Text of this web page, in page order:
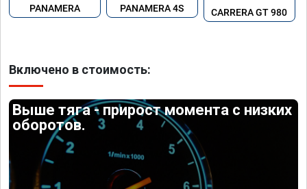
PANAMERA PANAMERA 4S CARRERA GT 980
Включено в стоимость:
Выше тяга - прирост момента с низких
оборотов.